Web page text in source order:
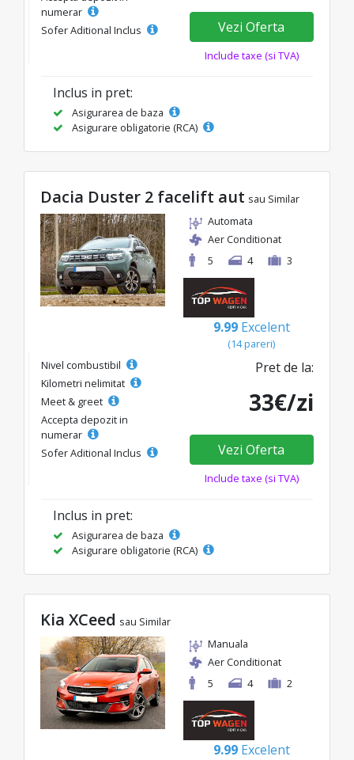
numerar
Sofer Aditional Inclus
Vezi Oferta
Include taxe (si TVA)
Inclus in pret:
Asigurarea de baza
Asigurare obligatorie (RCA)
Dacia Duster 2 facelift aut sau Similar
Automata
Aer Conditionat
5
4 3
9.99 Excelent
(14 pareri)
Nivel combustibil
Kilometri nelimitat
Meet & greet
Accepta depozit in
numerar
Sofer Aditional Inclus
Pret de la:
33€/zi
Vezi Oferta
Include taxe (si TVA)
Inclus in pret:
Asigurarea de baza
Asigurare obligatorie (RCA)
Kia XCeed sau Similar
Manuala
Aer Conditionat
5
4 2
9.99 Excelent